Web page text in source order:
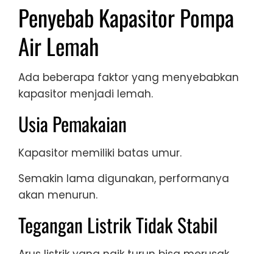
Penyebab Kapasitor Pompa
Air Lemah
Ada beberapa faktor yang menyebabkan
kapasitor menjadi lemah.
Usia Pemakaian
Kapasitor memiliki batas umur.
Semakin lama digunakan, performanya
akan menurun.
Tegangan Listrik Tidak Stabil